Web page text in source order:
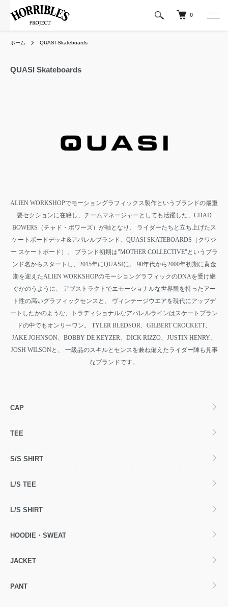
0
ホーム QUASI Skateboards
QUASI Skateboards
ALIEN WORKSHOPでモーショングラフィックス製作というブランドの最重
要セクションに在籍し、チームマネージャーとしても活躍した、CHAD
BOWERS（チャド・ボワーズ）が軸となり、
ライダーたちと立ち上げたス
ケートボードデッキ&アパレルブランド、QUASI SKATEBOARDS（クワジ
ー スケートボード）。 ブランド初期は"MOTHER COLLECTIVE"というブラ
ンド名からスタートし、2015年にQUASIに。
90年代から2000年初期に黄金
期を迎えたALIEN WORKSHOPのモーショングラフィックのDNAを受け継
ぐかのうように、
アブストラクトでエモーショナルな世界観を持ったアー
ト性の高いグラフィックセンスと、
ヴィンテージウエアを現代にアップデ
ートしたかのような、トラディショナルなアパレルラインはスケートブラン
ドの中でもオンリーワン。
TYLER BLEDSOR、GILBERT CROCKETT、
JAKE JOHNSON、BOBBY DE KEYZER、DICK RIZZO、JUSTIN HENRY、
JOSH WILSONと、
一級品のスキルとセンスを兼ね備えたライダー陣も見事
なブランドです。
カテゴリー一覧
CAP
TEE
S/S SHIRT
L/S TEE
L/S SHIRT
HOODIE・SWEAT
JACKET
PANT